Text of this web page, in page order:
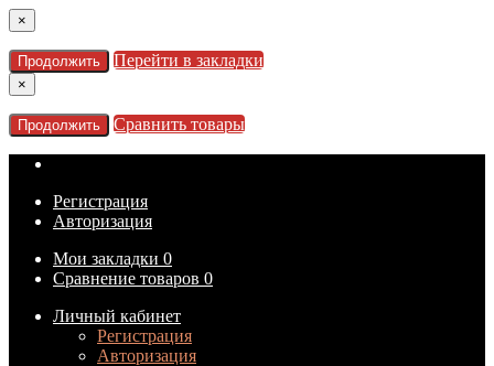
×
Продолжить Перейти в закладки
×
Продолжить Сравнить товары
Регистрация
Авторизация
Мои закладки 0
Сравнение товаров 0
Личный кабинет
Регистрация
Авторизация